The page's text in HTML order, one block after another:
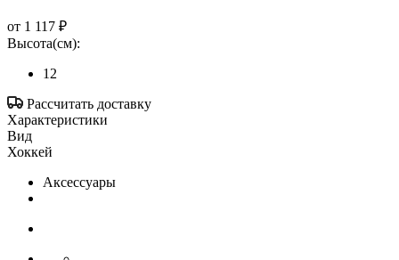
от 1 117 ₽
Высота(см):
12
Рассчитать доставку
Характеристики
Вид
Хоккей
Аксессуары